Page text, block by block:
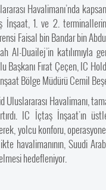
Havalimanı’nda
1. ve 2.
Faisal bin Bandar bin
Al-Duailej’in katılımıyla
Fırat Çeçen, IC
Bölge Müdürü Cemil
Havalimanı,
IC İçtaş İnşaat’ın
yolcu konforu,
havalimanının, Suudi
hedefleniyor.